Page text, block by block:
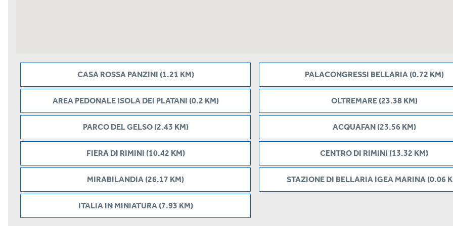
CASA ROSSA PANZINI (1.21 KM) PALACONGRESSI BELLARIA (0.72 KM)
AREA PEDONALE ISOLA DEI PLATANI (0.2 KM) OLTREMARE (23.38 KM)
PARCO DEL GELSO (2.43 KM) ACQUAFAN (23.56 KM)
FIERA DI RIMINI (10.42 KM) CENTRO DI RIMINI (13.32 KM)
MIRABILANDIA (26.17 KM) STAZIONE DI BELLARIA IGEA MARINA (0.06
ITALIA IN MINIATURA (7.93 KM)